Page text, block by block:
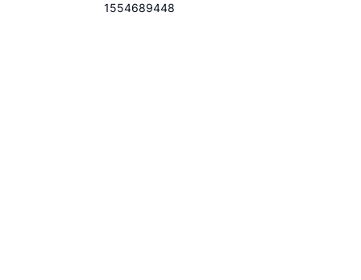
1554689448